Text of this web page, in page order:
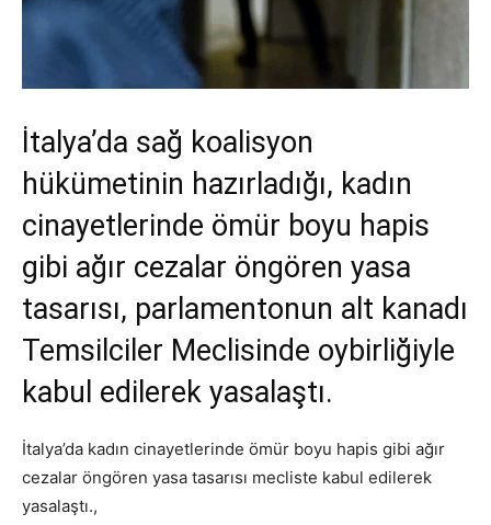
İtalya’da sağ koalisyon
hükümetinin hazırladığı, kadın
cinayetlerinde ömür boyu hapis
gibi ağır cezalar öngören yasa
tasarısı, parlamentonun alt kanadı
Temsilciler Meclisinde oybirliğiyle
kabul edilerek yasalaştı.
İtalya’da kadın cinayetlerinde ömür boyu hapis gibi ağır
cezalar öngören yasa tasarısı mecliste kabul edilerek
yasalaştı.,